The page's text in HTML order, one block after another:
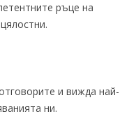
ръце на
и вижда най-
ни.